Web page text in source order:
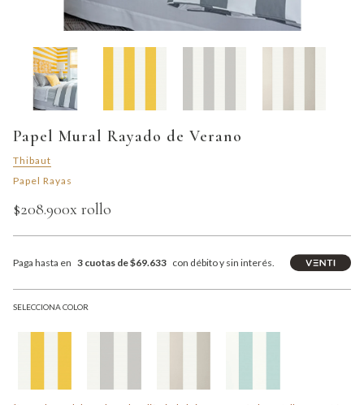
Papel Mural Rayado de Verano
Thibaut
Papel Rayas
$208.900x rollo
Paga hasta en 3 cuotas de $69.633 con débito y sin interés.
SELECCIONA COLOR